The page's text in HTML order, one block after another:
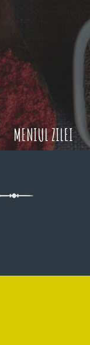
MENIUL ZILEI